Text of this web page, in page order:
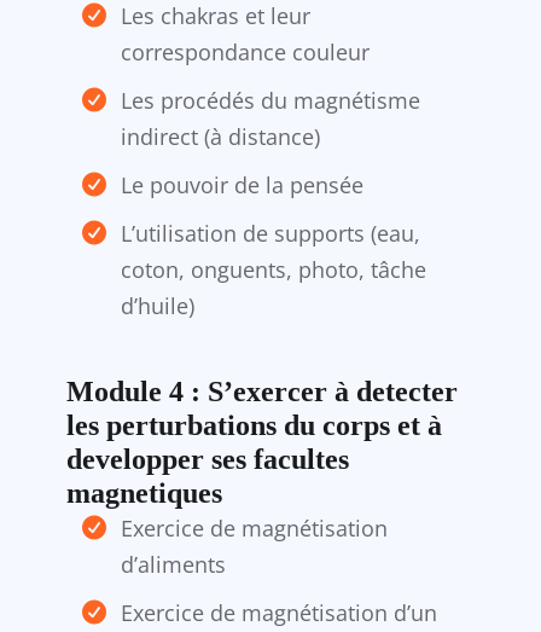
Les chakras et leur
correspondance couleur
Les procédés du magnétisme
indirect (à distance)
Le pouvoir de la pensée
L’utilisation de supports (eau,
coton, onguents, photo, tâche
d’huile)
Module 4 : S’exercer à detecter
les perturbations du corps et à
developper ses facultes
magnetiques
Exercice de magnétisation
d’aliments
Exercice de magnétisation d’un